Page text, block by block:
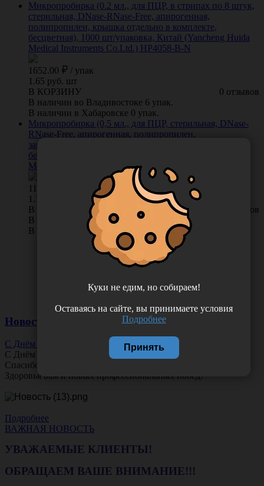
Микропробирка (0.2 мл., для ПЦР, в стрипах по 8 штук,
стерильная, DNase-RNase-Free, апирогенная,
полипропилен, крышка отдельно в комплекте,
бесцветная), 1000 шт/упаковка, Китай (Yancheng Huida
Medical Instruments Co.Ltd.) HP4058-B-N
1652.00 / упак
1.65 руб. шт
0 отзывов
В КОРЗИНУ
В наличии во Владивостоке 6 упак.
В наличии в Хабаровске 0 упак.
Микропробирка (0,5 мл., для ПЦР, стерильная, DNase-
RNase-Free, апирогенная, полипропилен,
защелкивающаяся плоская крышка, коническое дно,
бесцветная), 1000 шт/упаковка, Китай (Yancheng Huida
Medical Instruments Co.Ltd.) НР1010-P-B-N
1111.00
1.11 руб. шт
0 отзывов
В КОРЗИНУ
В наличии во Владивостоке 70 упак.
В наличии в Хабаровске 0 упак.
Новости
С Днём Офтальмолога!
С Днём
Спасибо за ясное зрение и заботу о пациентах.
Здоровья вам и новых профессиональных побед!
Подробнее
ВАЖНАЯ НОВОСТЬ
УВАЖАЕМЫЕ КЛИЕНТЫ!
ОБРАЩАЕМ ВАШЕ ВНИМАНИЕ!!!
Куки не едим, но собираем!
Оставаясь на сайте, вы принимаете условия
Подробнее
Принять